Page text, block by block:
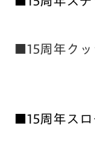
15周年ク
■15周年ス